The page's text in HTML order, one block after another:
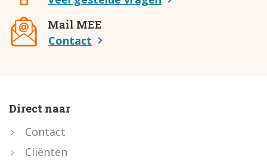
Mail MEE
Contact
Direct naar
Contact
Cliënten